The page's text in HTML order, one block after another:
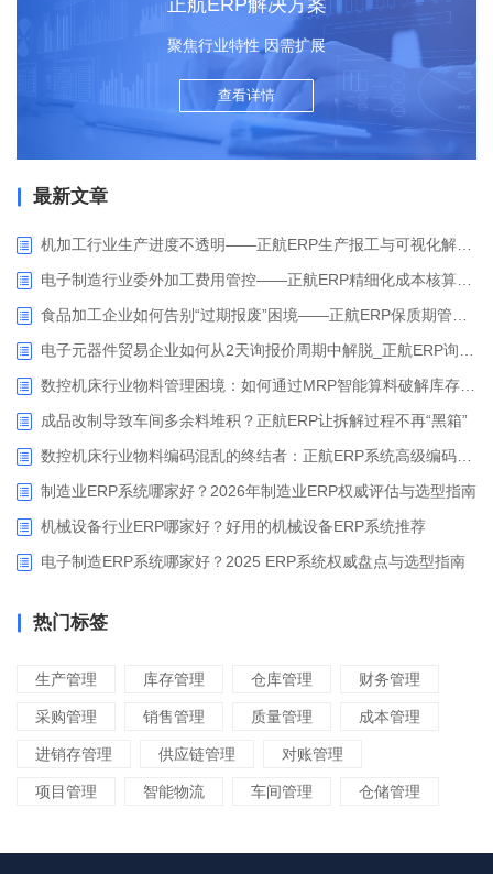
正航ERP解决方案
聚焦行业特性 因需扩展
查看详情
最新文章
成品改制导致车间多余料堆积？正航ERP让拆解过程不再“黑箱”
制造业ERP系统哪家好？2026年制造业ERP权威评估与选型指南
机械设备行业ERP哪家好？好用的机械设备ERP系统推荐
电子制造ERP系统哪家好？2025 ERP系统权威盘点与选型指南
热门标签
生产管理 库存管理 仓库管理 财务管理
采购管理 销售管理 质量管理 成本管理
进销存管理 供应链管理 对账管理
项目管理 智能物流 车间管理 仓储管理